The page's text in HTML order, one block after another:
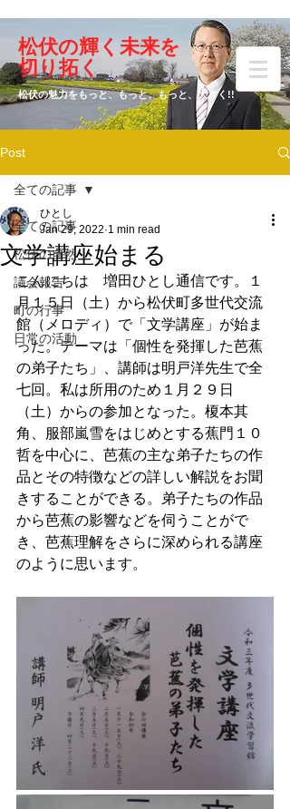
​増田 ひとし
​松伏の輝く未来を
切り拓く
松伏の魅力をもっと、もっと、もっと、大きく!!
元松伏町議会議員
Post
全ての記事
松伏の自然
議会報告
町の行事
日常の活動
全ての記事
文学講座始まる
ひとし
Jan 29, 2022 1 min read
こんにちは　増田ひとし通信です。１
月１５日（土）から松伏町多世代交流
館（メロディ）で「文学講座」が始ま
った。テーマは「個性を発揮した芭蕉
の弟子たち」、講師は明戸洋先生で全
七回。私は所用のため１月２９日
（土）からの参加となった。榎本其
角、服部嵐雪をはじめとする蕉門１０
哲を中心に、芭蕉の主な弟子たちの作
品とその特徴などの詳しい解説をお聞
きすることができる。弟子たちの作品
から芭蕉の影響などを伺うことがで
き、芭蕉理解をさらに深められる講座
のように思います。